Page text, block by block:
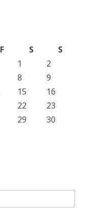
F S
S
1
2
8
9
15
16
22
23
29
30